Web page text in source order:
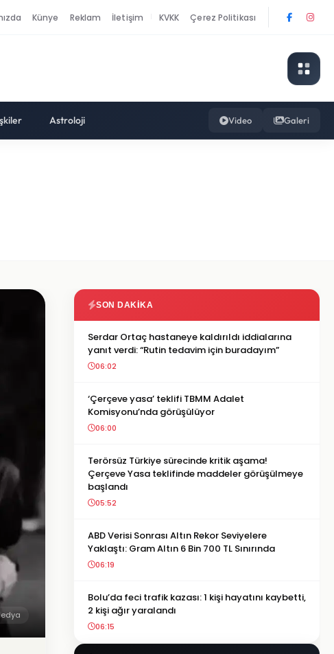
Künye Reklam İletişim KVKK Çerez Politikası
Astroloji Video Galeri
SON DAKIKA
Serdar Ortaç hastaneye kaldırıldı iddialarına
yanıt verdi: “Rutin tedavim için buradayım”
06:02
‘Çerçeve yasa’ teklifi TBMM Adalet
Komisyonu’nda görüşülüyor
06:00
Terörsüz Türkiye sürecinde kritik aşama!
Çerçeve Yasa teklifinde maddeler görüşülmeye
başlandı
05:52
ABD Verisi Sonrası Altın Rekor Seviyelere
Yaklaştı: Gram Altın 6 Bin 700 TL Sınırında
06:19
Bolu’da feci trafik kazası: 1 kişi hayatını kaybetti,
2 kişi ağır yaralandı
06:15